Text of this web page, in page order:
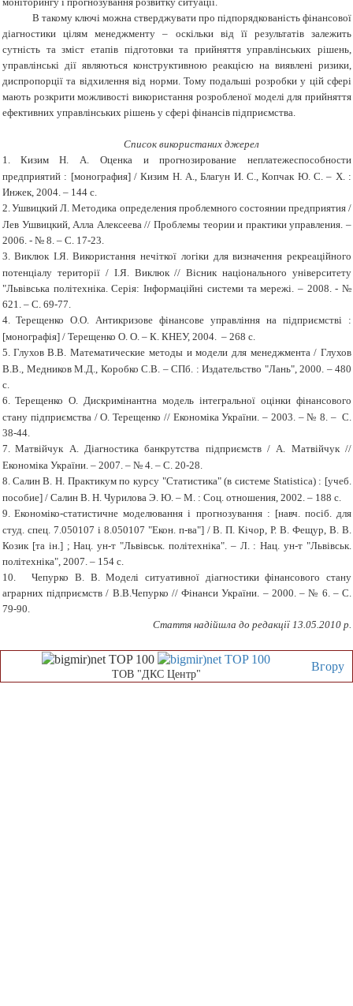
В такому ключі можна стверджувати про підпорядкованість фінансової
діагностики цілям менеджменту – оскільки від її результатів залежить
сутність та зміст етапів підготовки та прийняття управлінських рішень,
управлінські дії являються конструктивною реакцією на виявлені ризики,
диспропорції та відхилення від норми. Тому подальші розробки у цій сфері
мають розкрити можливості використання розробленої моделі для прийняття
ефективних управлінських рішень у сфері фінансів підприємства.
Список використаних джерел
1.
Кизим Н. А. Оценка и прогнозирование неплатежеспособности
предприятий : [монография] / Кизим Н. А., Благун И. С., Копчак Ю. С. – Х. :
Инжек, 2004. – 144 с.
2.Ушвицкий Л. Методика определения проблемного состоянии предприятия /
Лев Ушвицкий, Алла Алексеева // Проблемы теории и практики управления. –
2006. - № 8. – С. 17-23.
3. Виклюк І.Я. Використання нечіткої логіки для визначення рекреаційного
потенціалу території / І.Я. Виклюк // Вісник національного університету
"Львівська політехніка. Серія: Інформаційні системи та мережі. – 2008. - №
621. – С. 69-77.
4. Терещенко О.О. Антикризове фінансове управління на підприємстві :
[монографія] / Терещенко О. О. – К. КНЕУ, 2004. – 268 с.
5. Глухов В.В. Математические методы и модели для менеджмента / Глухов
В.В., Медников М.Д., Коробко С.В. – СПб. : Издательство "Лань", 2000. – 480
с.
6. Терещенко О. Дискримінантна модель інтегральної оцінки фінансового
стану підприємства / О. Терещенко // Економіка України. – 2003. – № 8. – С.
38-44.
7. Матвійчук А. Діагностика банкрутства підприємств / А. Матвійчук //
Економіка України. – 2007. – № 4. – С. 20-28.
8. Салин В. Н. Практикум по курсу "Статистика" (в системe Statistica) : [учеб.
пособие] / Салин В. Н. Чурилова Э. Ю. – М. : Соц. отношения, 2002. – 188 с.
9. Економіко-статистичне моделювання і прогнозування : [навч. посіб. для
студ. спец. 7.050107 і 8.050107 "Екон. п-ва"] / В. П. Кічор, Р. В. Фещур, В. В.
Козик [та ін.] ; Нац. ун-т "Львівськ. політехніка". – Л. : Нац. ун-т "Львівськ.
політехніка", 2007. – 154 с.
10.
Чепурко В. В. Моделі ситуативної діагностики фінансового стану
аграрних підприємств / В.В.Чепурко // Фінанси України. – 2000. – № 6. – С.
79-90.
Стаття надійшла до редакції 13.05.2010 р.
Вгору
ТОВ "ДКС Центр"